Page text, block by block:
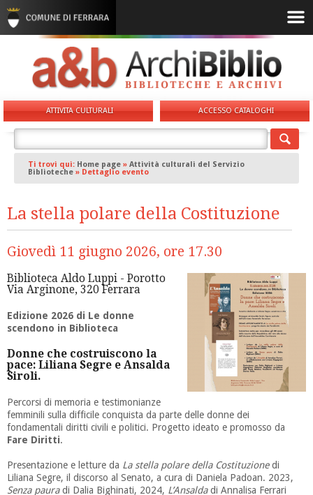
ATTIVITA CULTURALI ACCESSO CATALOGHI
Ti trovi qui: Home page » Attività culturali del Servizio
Biblioteche » Dettaglio evento
La stella polare della Costituzione
Giovedì 11 giugno 2026, ore 17.30
Biblioteca Aldo Luppi - Porotto
Via Arginone, 320 Ferrara
Edizione 2026 di Le donne
scendono in Biblioteca
Donne che costruiscono la
pace: Liliana Segre e Ansalda
Siroli.
Percorsi di memoria e testimonianze
femminili sulla difficile conquista da parte delle donne dei
fondamentali diritti civili e politici. Progetto ideato e promosso da
Fare Diritti.
Presentazione e letture da La stella polare della Costituzionedi
Liliana Segre, il discorso al Senato, a cura di Daniela Padoan. 2023,
Senza pauradi Dalia Bighinati, 2024, L’Ansaldadi Annalisa Ferrari